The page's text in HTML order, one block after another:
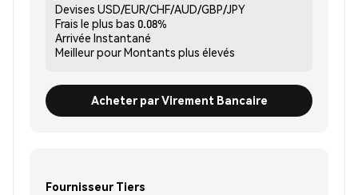
Devises USD/EUR/CHF/AUD/GBP/JPY
Frais le plus bas 0.08%
Arrivée Instantané
Meilleur pourMontants plus élevés
Acheter par Virement Bancaire
Fournisseur Tiers